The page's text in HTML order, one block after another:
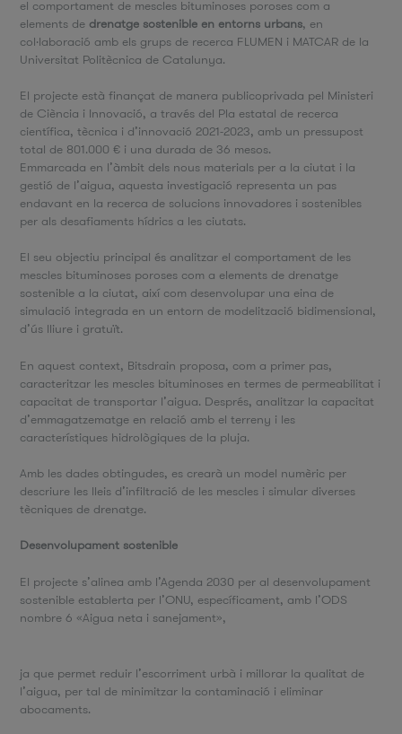
el comportament de mescles bituminoses poroses com a
elements de drenatge sostenible en entorns urbans, en
col·laboració amb els grups de recerca FLUMEN i MATCAR de la
Universitat Politècnica de Catalunya.
El projecte està finançat de manera publicoprivada pel Ministeri
de Ciència i Innovació, a través del Pla estatal de recerca
científica, tècnica i d’innovació 2021-2023, amb un pressupost
total de 801.000 € i una durada de 36 mesos.
Emmarcada en l’àmbit dels nous materials per a la ciutat i la
gestió de l’aigua, aquesta investigació representa un pas
endavant en la recerca de solucions innovadores i sostenibles
per als desafiaments hídrics a les ciutats.
El seu objectiu principal és analitzar el comportament de les
mescles bituminoses poroses com a elements de drenatge
sostenible a la ciutat, així com desenvolupar una eina de
simulació integrada en un entorn de modelització bidimensional,
d’ús lliure i gratuït.
En aquest context, Bitsdrain proposa, com a primer pas,
caracteritzar les mescles bituminoses en termes de permeabilitat i
capacitat de transportar l’aigua. Després, analitzar la capacitat
d’emmagatzematge en relació amb el terreny i les
característiques hidrològiques de la pluja.
Amb les dades obtingudes, es crearà un model numèric per
descriure les lleis d’infiltració de les mescles i simular diverses
tècniques de drenatge.
Desenvolupament sostenible
El projecte s’alinea amb l’Agenda 2030 per al desenvolupament
sostenible establerta per l’ONU, específicament, amb l’ODS
nombre 6 «Aigua neta i sanejament»,
ja que permet reduir l’escorriment urbà i millorar la qualitat de
l’aigua, per tal de minimitzar la contaminació i eliminar
abocaments.